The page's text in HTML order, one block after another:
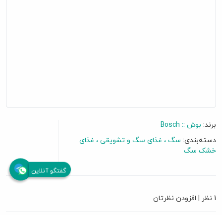
برند: بوش :: Bosch
دسته‌بندی: سگ غذای سگ و تشویقی
غذای
خشک سگ
1 نظر افزودن نظرتان
گفتگو آنلاین